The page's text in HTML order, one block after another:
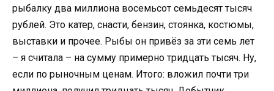
рыбалку два миллиона восемьсот семьдесят тысяч
рублей. Это катер, снасти, бензин, стоянка, костюмы,
выставки и прочее. Рыбы он привёз за эти семь лет
– я считала – на сумму примерно тридцать тысяч. Ну,
если по рыночным ценам. Итого: вложил почти три